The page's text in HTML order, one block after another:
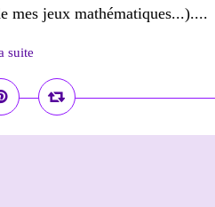
mes jeux mathématiques...)....
suite